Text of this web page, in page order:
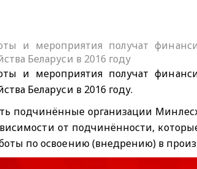
и мероприятия получат
Беларуси в 2016 году
и мероприятия получат
Беларуси в 2016 году.
подчинённые организации
от подчинённости,
по освоению (внедрению) в